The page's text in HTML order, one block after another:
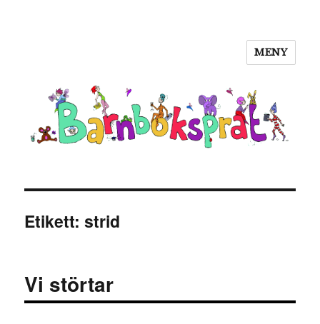
MENY
Etikett:strid
Vi störtar